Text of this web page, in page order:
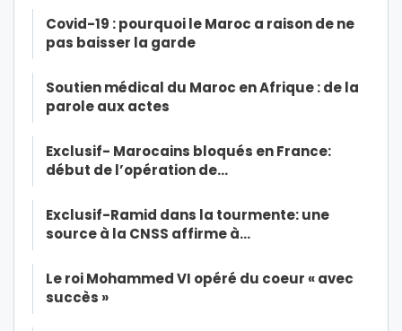
Covid-19 : pourquoi le Maroc a raison de ne
pas baisser la garde
Soutien médical du Maroc en Afrique : de la
parole aux actes
Exclusif- Marocains bloqués en France:
début de l’opération de…
Exclusif-Ramid dans la tourmente: une
source à la CNSS affirme à…
Le roi Mohammed VI opéré du coeur « avec
succès »